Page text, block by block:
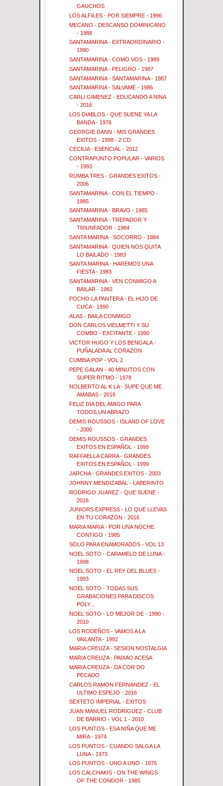
GAUCHOS
LOS ALFILES - POR SIEMPRE - 1996
MECANO - DESCANSO DOMINICANO
- 1988
SANTAMARINA - EXTRAORDINARIO -
1990
SANTAMARINA - COMO VOS - 1989
SANTAMARINA - PELIGRO - 1987
SANTAMARINA - SANTAMARINA - 1987
SANTAMARINA - SALVAME - 1986
CARLI GIMENEZ - EDUCANDO A NINA
- 2016
LOS DIABLOS - QUE SUENE YA LA
BANDA - 1976
GEORGIE DANN - MIS GRANDES
EXITOS - 1998 - 2 CD
CECILIA - ESENCIAL - 2012
CONTRAPUNTO POPULAR - VARIOS
- 1993
RUMBA TRES - GRANDES EXITOS -
2006
SANTAMARINA - CON EL TIEMPO -
1985
SANTAMARINA - BRAVO - 1985
SANTAMARINA - TREPADOR Y
TRIUNFADOR - 1984
SANTA MARINA - SOCORRO - 1984
SANTAMARINA - QUIEN NOS QUITA
LO BAILADO - 1983
SANTA MARINA - HAREMOS UNA
FIESTA - 1983
SANTAMARINA - VEN CONMIGO A
BAILAR - 1982
POCHO LA PANTERA - EL HIJO DE
CUCA - 1990
ALAS - BAILA CONMIGO
DON CARLOS VIELMETTI Y SU
COMBO - EXCITANTE - 1990
VICTOR HUGO Y LOS BENGALA -
PUÑALADA AL CORAZON
CUMBIA POP - VOL 2
PEPE GALAN - 40 MINUTOS CON
SUPER RITMO - 1978
NOLBERTO AL K LA - SUPE QUE ME
AMABAS - 2016
FELIZ DIA DEL AMIGO PARA
TODOS,UN ABRAZO
DEMIS ROUSSOS - ISLAND OF LOVE
- 2000
DEMIS ROUSSOS - GRANDES
EXITOS EN ESPAÑOL - 1999
RAFFAELLA CARRA - GRANDES
EXITOS EN ESPAÑOL - 1999
JARCHA - GRANDES EXITOS - 2003
JOHNNY MENDIZABAL - LABERINTO
RODRIGO JUAREZ - QUE SUENE -
2016
JUNIORS EXPRESS - LO QUE LLEVAS
EN TU CORAZON - 2016
MARIA MARIA - POR UNA NOCHE
CONTIGO - 1985
SOLO PARA ENAMORADOS - VOL 13
NOEL SOTO - CARAMELO DE LUNA -
1998
NOEL SOTO - EL REY DEL BLUES -
1993
NOEL SOTO - TODAS SUS
GRABACIONES PARA DISCOS
POLY...
NOEL SOTO - LO MEJOR DE - 1990 -
2010
LOS RODEÑOS - VAMOS A LA
VAILANTA - 1992
MARIA CREUZA - SESION NOSTALGIA
MARIA CREUZA - PAIXAO ACESA
MARIA CREUZA - DA COR DO
PECADO
CARLOS RAMON FERNANDEZ - EL
ULTIMO ESPEJO - 2016
SEXTETO IMPERIAL - EXITOS
JUAN MANUEL RODRIGUEZ - CLUB
DE BARRIO - VOL 1 - 2010
LOS PUNTOS - ESA NIÑA QUE ME
MIRA - 1974
LOS PUNTOS - CUANDO SALGA LA
LUNA - 1973
LOS PUNTOS - UNO A UNO - 1976
LOS CALCHAKIS - ON THE WINGS
OF THE CONDOR - 1985